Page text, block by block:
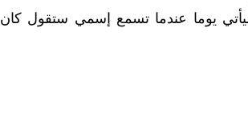
يوما عندما تسمع إسمي ستقول كان